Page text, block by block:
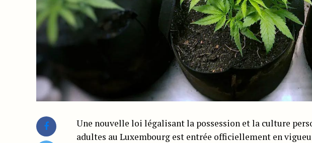
Une nouvelle loi légalisant la possession et la culture
adultes au Luxembourg est entrée officiellement en